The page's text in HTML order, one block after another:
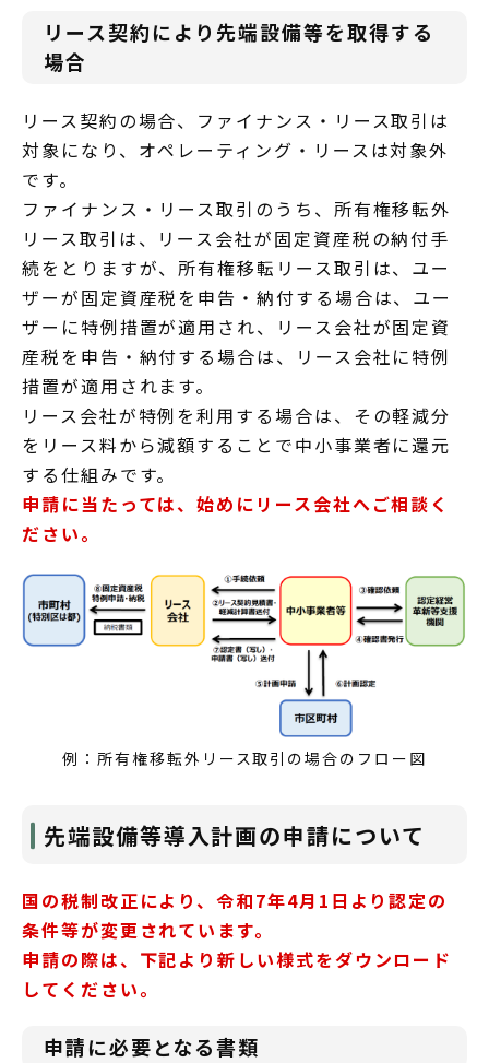
リース契約により先端設備等を取得する
場合
リース契約の場合、ファイナンス・リース取引は
対象になり、オペレーティング・リースは対象外
です。
ファイナンス・リース取引のうち、所有権移転外
リース取引は、リース会社が固定資産税の納付手
続をとりますが、所有権移転リース取引は、ユー
ザーが固定資産税を申告・納付する場合は、ユー
ザーに特例措置が適用され、リース会社が固定資
産税を申告・納付する場合は、リース会社に特例
措置が適用されます。
リース会社が特例を利用する場合は、その軽減分
をリース料から減額することで中小事業者に還元
する仕組みです。
申請に当たっては、始めにリース会社へご相談く
ださい。
例：所有権移転外リース取引の場合のフロー図
先端設備等導入計画の申請について
国の税制改正により、令和7年4月1日より認定の
条件等が変更されています。
申請の際は、下記より新しい様式をダウンロード
してください。
申請に必要となる書類